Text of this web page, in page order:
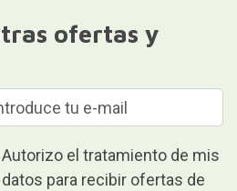
ofertas y
Autorizo el tratamiento de mis
datos para recibir ofertas de